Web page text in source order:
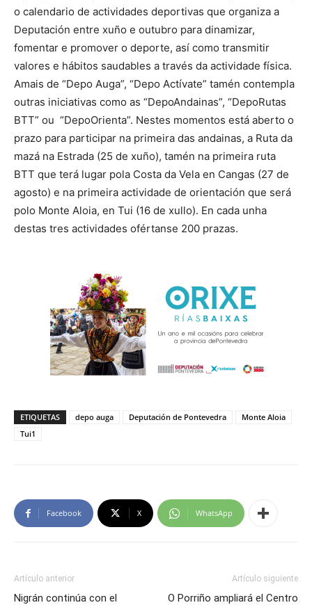
o calendario de actividades deportivas que organiza a
Deputación entre xuño e outubro para dinamizar,
fomentar e promover o deporte, así como transmitir
valores e hábitos saudables a través da actividade física.
Amais de “Depo Auga”, “Depo Actívate” tamén contempla
outras iniciativas como as “DepoAndainas”, “DepoRutas
BTT” ou “DepoOrienta”. Nestes momentos está aberto o
prazo para participar na primeira das andainas, a Ruta da
mazá na Estrada (25 de xuño), tamén na primeira ruta
BTT que terá lugar pola Costa da Vela en Cangas (27 de
agosto) e na primeira actividade de orientación que será
polo Monte Aloia, en Tui (16 de xullo). En cada unha
destas tres actividades ofértanse 200 prazas.
ETIQUETAS depo auga Deputación de Pontevedra
Monte Aloia
Tui1
Facebook X WhatsApp
Artículo anterior
Nigrán continúa con el
Artículo siguiente
O Porriño ampliará el Centro